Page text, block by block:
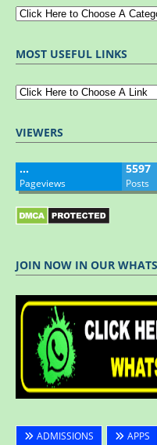
MOST USEFUL LINKS
VIEWERS
…
Pageviews
5597
Posts
JOIN NOW IN OUR
ADMISSIONS APPS